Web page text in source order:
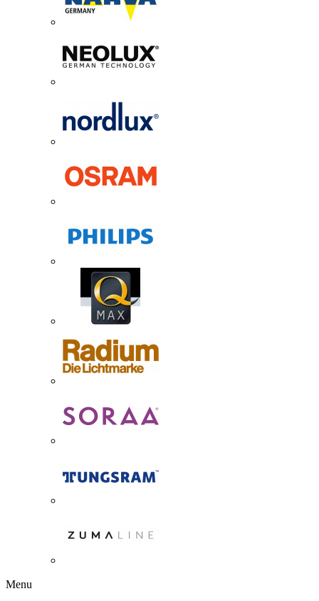
Menu